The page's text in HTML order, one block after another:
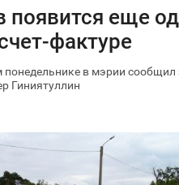
появится еще
фактуре
в мэрии сообщил
Гиниятуллин